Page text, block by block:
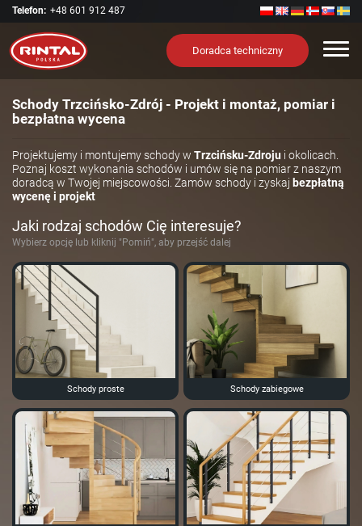
Telefon: +48 601 912 487
Doradca techniczny
Schody Trzcińsko-Zdrój - Projekt i montaż, pomiar i
bezpłatna wycena
Projektujemy i montujemy schody w Trzcińsku-Zdroju i okolicach.
Poznaj koszt wykonania schodów i umów się na pomiar z naszym
doradcą w Twojej miejscowości. Zamów schody i zyskaj bezpłatną
wycenę i projekt
Jaki rodzaj schodów Cię interesuje?
Wybierz opcję lub kliknij "Pomiń", aby przejść dalej
Schody proste Schody zabiegowe